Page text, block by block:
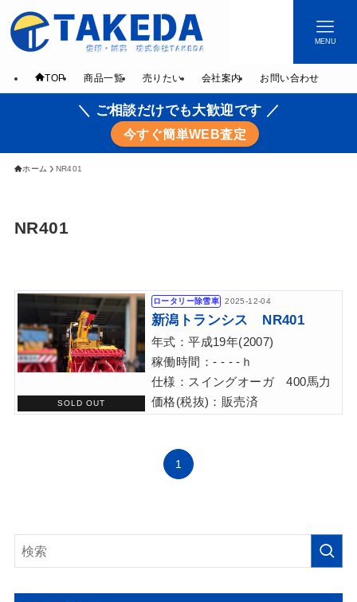
MENU
TOP 商品一覧 売りたい 会社案内 お問い合わせ
＼ ご相談だけでも大歓迎です ／
今すぐ簡単WEB査定
ホーム NR401
NR401
新潟トランシス NR401
年式：平成19年(2007)
稼働時間：- - - -ｈ
仕様：スイングオーガ 400馬力
価格(税抜)：販売済
2025-12-04
ロータリー除雪車
1